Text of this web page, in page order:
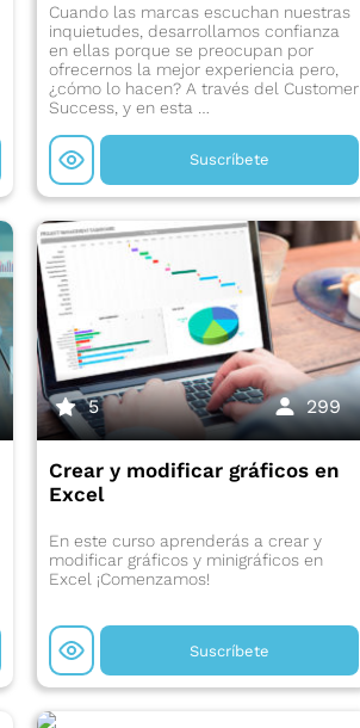
Cuando las marcas escuchan nuestras
inquietudes, desarrollamos confianza
en ellas porque se preocupan por
ofrecernos la mejor experiencia pero,
¿cómo lo hacen? A través del Customer
Success, y en esta …
Suscríbete
5 299
Crear y modificar gráficos en
Excel
En este curso aprenderás a crear y
modificar gráficos y minigráficos en
Excel ¡Comenzamos!
Suscríbete